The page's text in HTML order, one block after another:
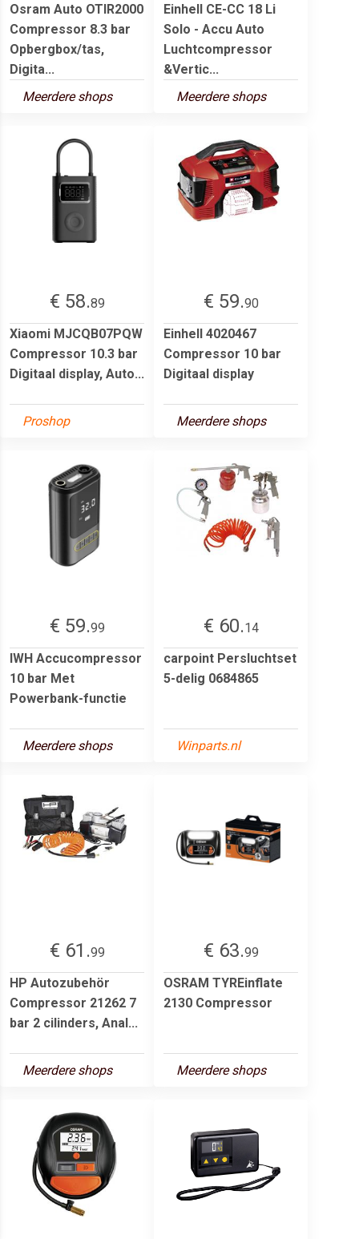
Osram Auto OTIR2000
Compressor 8.3 bar
Opbergbox/tas,
Digita...
Meerdere shops
Einhell CE-CC 18 Li
Solo - Accu Auto
Luchtcompressor
&Vertic...
Meerdere shops
€ 58.89
Xiaomi MJCQB07PQW
Compressor 10.3 bar
Digitaal display, Auto...
Proshop
€ 59.90
Einhell 4020467
Compressor 10 bar
Digitaal display
Meerdere shops
€ 59.99
IWH Accucompressor
10 bar Met
Powerbank-functie
Meerdere shops
€ 60.14
carpoint Persluchtset
5-delig 0684865
Winparts.nl
€ 61.99
HP Autozubehör
Compressor 21262 7
bar 2 cilinders, Anal...
Meerdere shops
€ 63.99
OSRAM TYREinflate
2130 Compressor
Meerdere shops